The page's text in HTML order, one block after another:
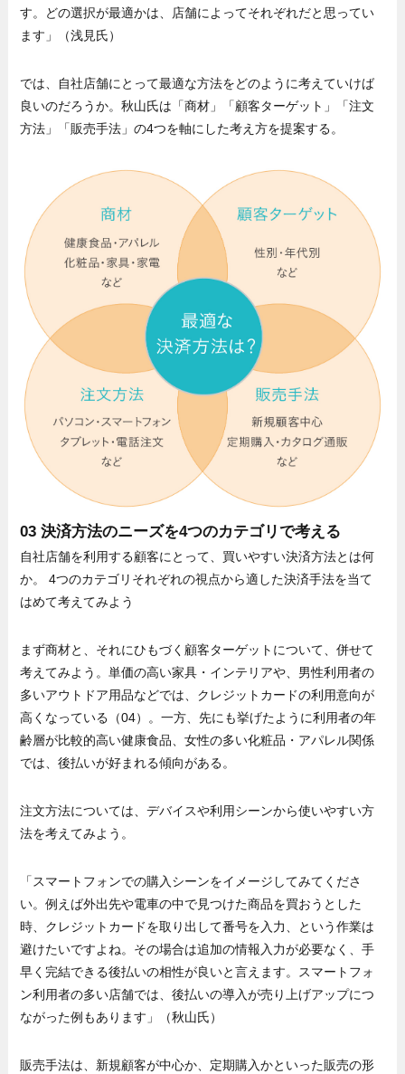
す。どの選択が最適かは、店舗によってそれぞれだと思ってい
ます」（浅見氏）
では、自社店舗にとって最適な方法をどのように考えていけば
良いのだろうか。秋山氏は「商材」「顧客ターゲット」「注文
方法」「販売手法」の4つを軸にした考え方を提案する。
03 決済方法のニーズを4つのカテゴリで考える
自社店舗を利用する顧客にとって、買いやすい決済方法とは何
か。 4つのカテゴリそれぞれの視点から適した決済手法を当て
はめて考えてみよう
まず商材と、それにひもづく顧客ターゲットについて、併せて
考えてみよう。単価の高い家具・インテリアや、男性利用者の
多いアウトドア用品などでは、クレジットカードの利用意向が
高くなっている（04）。一方、先にも挙げたように利用者の年
齢層が比較的高い健康食品、女性の多い化粧品・アパレル関係
では、後払いが好まれる傾向がある。
注文方法については、デバイスや利用シーンから使いやすい方
法を考えてみよう。
「スマートフォンでの購入シーンをイメージしてみてくださ
い。例えば外出先や電車の中で見つけた商品を買おうとした
時、クレジットカードを取り出して番号を入力、という作業は
避けたいですよね。その場合は追加の情報入力が必要なく、手
早く完結できる後払いの相性が良いと言えます。スマートフォ
ン利用者の多い店舗では、後払いの導入が売り上げアップにつ
ながった例もあります」（秋山氏）
販売手法は、新規顧客が中心か、定期購入かといった販売の形